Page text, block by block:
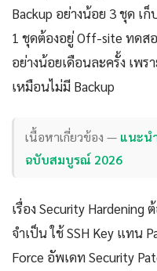
Backup อย่างน้อย 3 ชุด เ
1 ชุดต้องอยู่ Off-site ทดส
อย่างน้อยเดือนละครั้ง เพร
เหมือนไม่มี Backup
เนื้อหาเกี่ยวข้อง — แนะน
ฉบับสมบูรณ์ 2026
เรื่อง Security
จำเป็น ใช้ SSH Key แทน
Force อัพเดท Security